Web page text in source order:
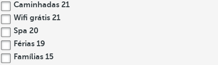
Caminhadas 21
Wifi grátis 21
Spa 20
Férias 19
Famílias 15